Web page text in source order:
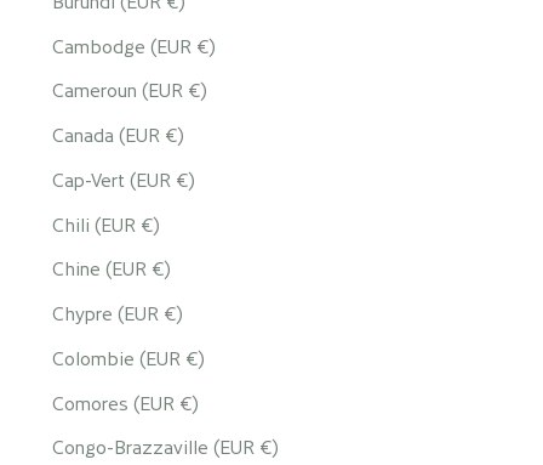
Cambodge (EUR €)
Cameroun (EUR €)
Canada (EUR €)
Cap-Vert (EUR €)
Chili (EUR €)
Chine (EUR €)
Chypre (EUR €)
Colombie (EUR €)
Comores (EUR €)
Congo-Brazzaville (EUR €)